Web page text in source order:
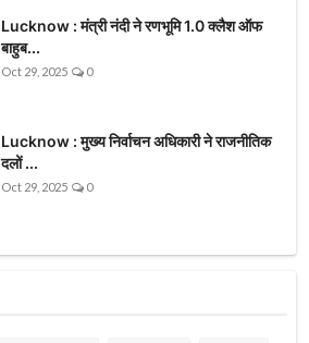
Lucknow : मंत्री नंदी ने रणभूमि 1.0 क्लैश ऑफ
बाहुब...
Oct 29, 2025 0
Lucknow : मुख्य निर्वाचन अधिकारी ने राजनीतिक
दलों ...
Oct 29, 2025 0